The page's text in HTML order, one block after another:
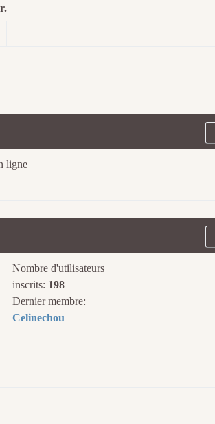
ligne
Nombre d'utilisateurs
inscrits: 198
Dernier membre:
Celinechou